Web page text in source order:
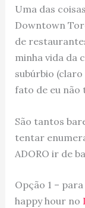
Uma das
Downtown
de
minha vida da
subúrbio
fato de eu não
São tantos
tentar
ADORO ir de
Opção 1 –
happy hour no